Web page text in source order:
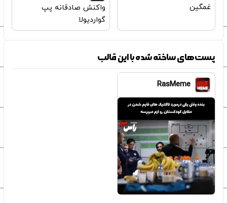
غمگین
واکنش صادقانه پپ
گواردیولا
پست‌های ساخته شده با این قالب
RasMeme